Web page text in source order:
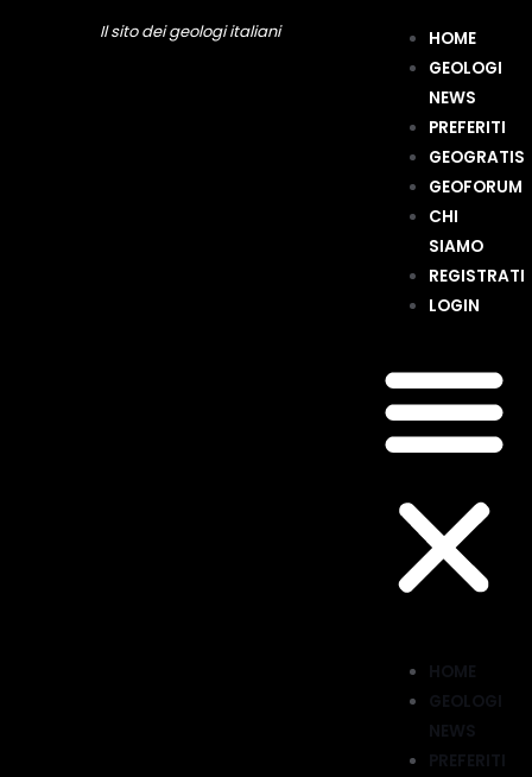
Il sito dei geologi italiani
HOME
GEOLOGI
NEWS
PREFERITI
GEOGRATIS
GEOFORUM
CHI
SIAMO
REGISTRATI
LOGIN
HOME
GEOLOGI
NEWS
PREFERITI
articoli